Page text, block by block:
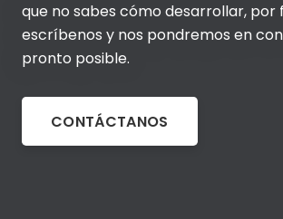
que no sabes cómo desarrollar, por
escríbenos y nos pondremos en
pronto posible.
CONTÁCTANOS